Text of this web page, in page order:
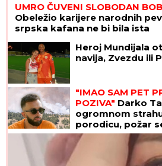
UMRO ČUVENI SLOBODAN
Obeležio karijere narodnih
srpska kafana ne bi bila ista
Heroj Mundijala
navija, Zvezdu ili
"IMAO SAM PET
POZIVA" Darko
ogromnom
porodicu, požar
kući: "Prva reč
IZGOREĆEMO"